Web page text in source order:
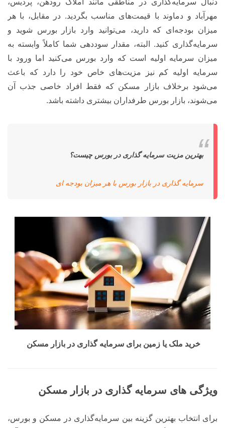
دنبال سرمایه‌گذاری در مناطقی مانند املاک رودهن، پردیس،
مهرآباد و دماوند با قیمت‌های مناسب بگردید. در مقابل، با هر
میزان بودجه‌ای که دارید، می‌توانید وارد بازار بورس شوید و
سرمایه‌گذاری کنید. البته، مقدار سوددهی شما کاملاً وابسته به
میزان سرمایه اولیه است که وارد بورس می‌کنید اما ورود با
سرمایه اولیه کم نیز مزیت‌های خاص خود را دارد که باعث
می‌شود برخلاف بازار مسکن که فقط افراد خاصی جذب آن
می‌شوند، بازار بورس طرفداران بیشتری داشته باشد.
بهترین مزیت سرمایه گذاری در بورس چیست؟
سرمایه گذاری در بازار بورس با هر میزان بودجه ای
خرید ملک یا زمین برای سرمایه گذاری در بازار مسکن
ویژگی های سرمایه گذاری در بازار مسکن
برای انتخاب بهترین گزینه بین سرمایه‌گذاری در مسکن و بورس،